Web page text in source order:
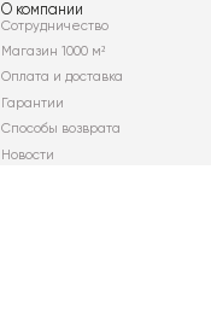
О компании
Сотрудничество
Магазин 1000 м²
Оплата и доставка
Гарантии
Способы возврата
Новости